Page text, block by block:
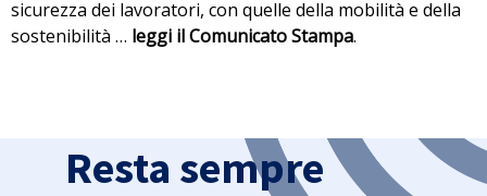
sicurezza dei lavoratori, con quelle della mobilità e della
sostenibilità … leggi ilComunicato Stampa.
Resta sempre